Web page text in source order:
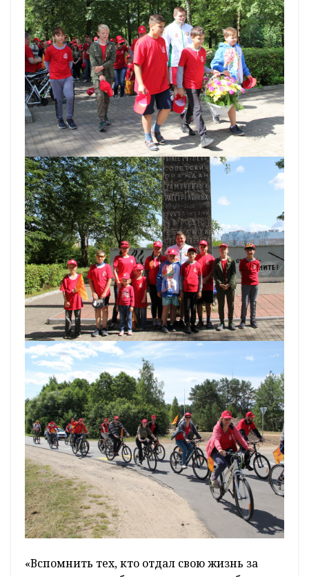
«Вспомнить тех, кто отдал свою жизнь за